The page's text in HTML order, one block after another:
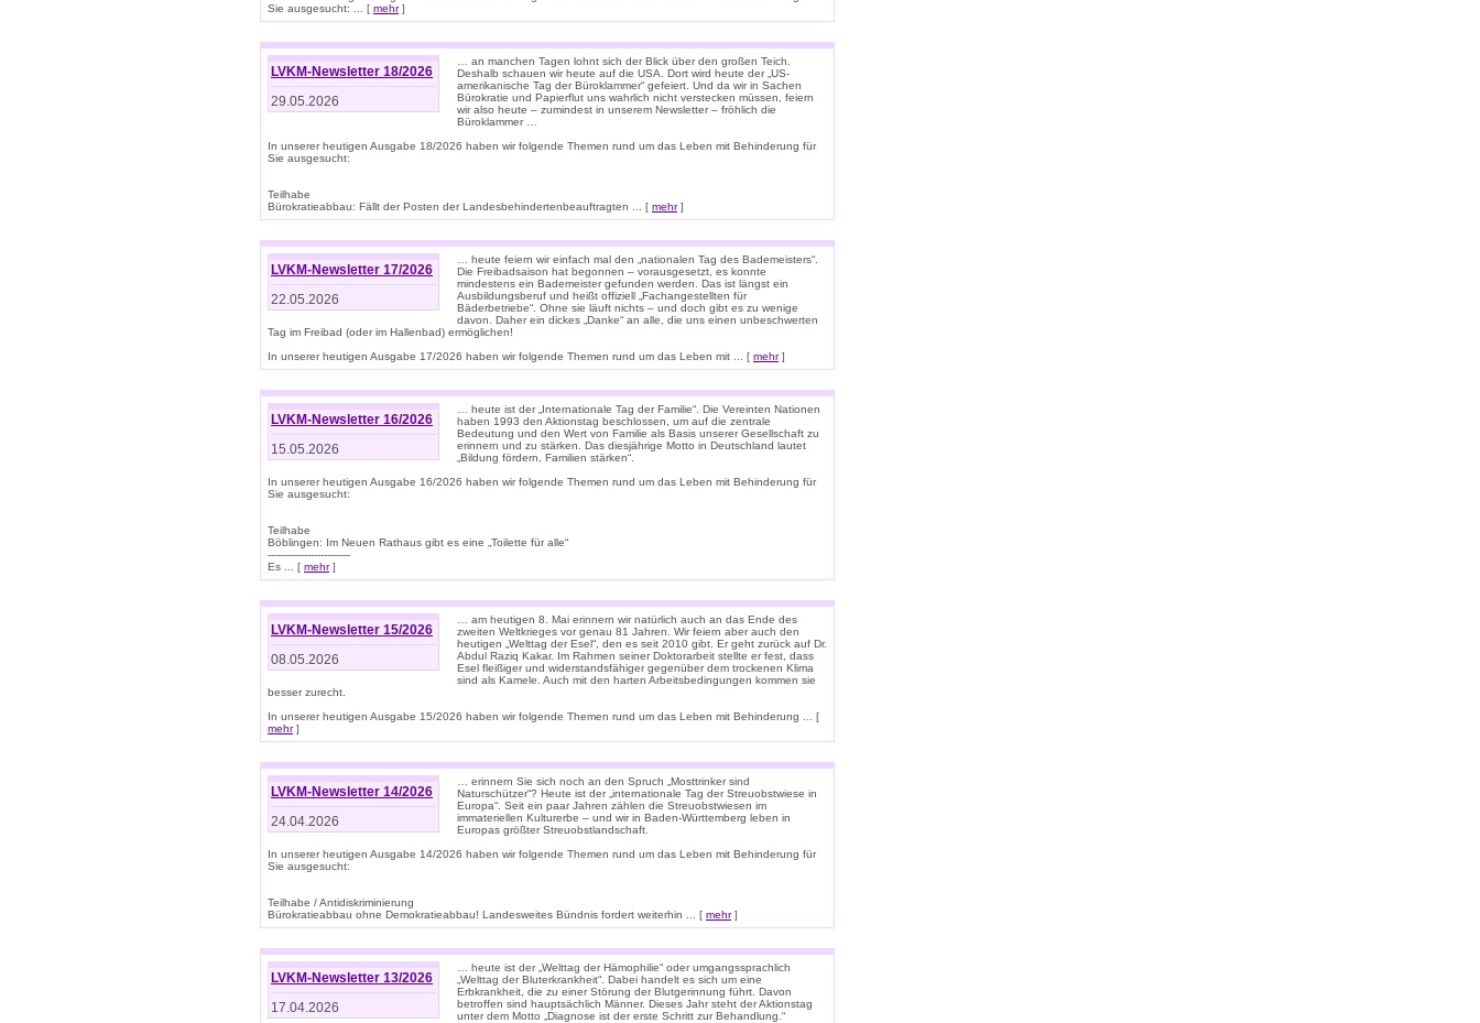
Sie ausgesucht: ... [ mehr]
LVKM-Newsletter 18/2026
29.05.2026
… an manchen Tagen lohnt sich der Blick über den großen Teich.
Deshalb schauen wir heute auf die USA. Dort wird heute der „US-
amerikanische Tag der Büroklammer“ gefeiert. Und da wir in Sachen
Bürokratie und Papierflut uns wahrlich nicht verstecken müssen, feiern
wir also heute – zumindest in unserem Newsletter – fröhlich die
Büroklammer …
In unserer heutigen Ausgabe 18/2026 haben wir folgende Themen rund um das Leben mit Behinderung für
Sie ausgesucht:
Teilhabe
Bürokratieabbau: Fällt der Posten der Landesbehindertenbeauftragten ... [ mehr]
LVKM-Newsletter 17/2026
22.05.2026
… heute feiern wir einfach mal den „nationalen Tag des Bademeisters“.
Die Freibadsaison hat begonnen – vorausgesetzt, es konnte
mindestens ein Bademeister gefunden werden. Das ist längst ein
Ausbildungsberuf und heißt offiziell „Fachangestellten für
Bäderbetriebe“. Ohne sie läuft nichts – und doch gibt es zu wenige
davon. Daher ein dickes „Danke“ an alle, die uns einen unbeschwerten
Tag im Freibad (oder im Hallenbad) ermöglichen!
In unserer heutigen Ausgabe 17/2026 haben wir folgende Themen rund um das Leben mit ... [ mehr]
LVKM-Newsletter 16/2026
15.05.2026
… heute ist der „Internationale Tag der Familie“. Die Vereinten Nationen
haben 1993 den Aktionstag beschlossen, um auf die zentrale
Bedeutung und den Wert von Familie als Basis unserer Gesellschaft zu
erinnern und zu stärken. Das diesjährige Motto in Deutschland lautet
„Bildung fördern, Familien stärken“.
In unserer heutigen Ausgabe 16/2026 haben wir folgende Themen rund um das Leben mit Behinderung für
Sie ausgesucht:
Teilhabe
Böblingen: Im Neuen Rathaus gibt es eine „Toilette für alle“
-------------------------
Es ... [ mehr]
LVKM-Newsletter 15/2026
08.05.2026
… am heutigen 8. Mai erinnern wir natürlich auch an das Ende des
zweiten Weltkrieges vor genau 81 Jahren. Wir feiern aber auch den
heutigen „Welttag der Esel“, den es seit 2010 gibt. Er geht zurück auf Dr.
Abdul Raziq Kakar. Im Rahmen seiner Doktorarbeit stellte er fest, dass
Esel fleißiger und widerstandsfähiger gegenüber dem trockenen Klima
sind als Kamele. Auch mit den harten Arbeitsbedingungen kommen sie
besser zurecht.
In unserer heutigen Ausgabe 15/2026 haben wir folgende Themen rund um das Leben mit Behinderung ... [
mehr]
LVKM-Newsletter 14/2026
24.04.2026
… erinnern Sie sich noch an den Spruch „Mosttrinker sind
Naturschützer“? Heute ist der „internationale Tag der Streuobstwiese in
Europa“. Seit ein paar Jahren zählen die Streuobstwiesen im
immateriellen Kulturerbe – und wir in Baden-Württemberg leben in
Europas größter Streuobstlandschaft.
In unserer heutigen Ausgabe 14/2026 haben wir folgende Themen rund um das Leben mit Behinderung für
Sie ausgesucht:
Teilhabe / Antidiskriminierung
Bürokratieabbau ohne Demokratieabbau! Landesweites Bündnis fordert weiterhin ... [ mehr]
LVKM-Newsletter 13/2026
17.04.2026
… heute ist der „Welttag der Hämophilie“ oder umgangssprachlich
„Welttag der Bluterkrankheit“. Dabei handelt es sich um eine
Erbkrankheit, die zu einer Störung der Blutgerinnung führt. Davon
betroffen sind hauptsächlich Männer. Dieses Jahr steht der Aktionstag
unter dem Motto „Diagnose ist der erste Schritt zur Behandlung.“